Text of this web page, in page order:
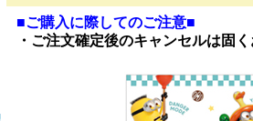
■ご購入に際してのご注意■
・ご注文確定後のキャンセルは固